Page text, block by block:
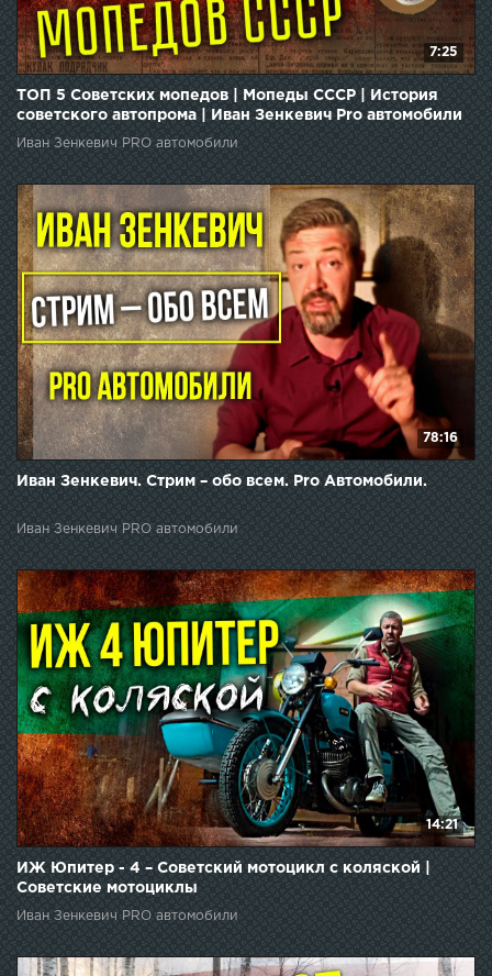
7:25
ТОП 5 Советских мопедов | Мопеды СССР | История
советского автопрома | Иван Зенкевич Pro автомобили
Иван Зенкевич PRO автомобили
78:16
Иван Зенкевич. Стрим – обо всем. Pro Автомобили.
Иван Зенкевич PRO автомобили
14:21
ИЖ Юпитер - 4 – Советский мотоцикл с коляской |
Советские мотоциклы
Иван Зенкевич PRO автомобили